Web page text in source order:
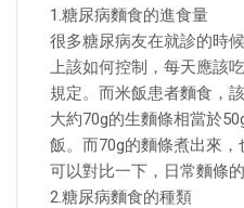
1.糖尿病麵食的進食量
很多糖尿病友在就診的時
上該如何控制，每天應該
規定。而米飯患者麵食，
大約70g的生麵條相當於
飯。而70g的麵條煮出來
可以對比一下，日常麵條
2.糖尿病麵食的種類